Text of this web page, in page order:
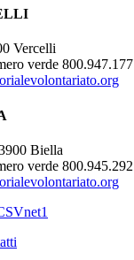
Vercelli
verde 800.947.177
Biella
verde 800.945.292